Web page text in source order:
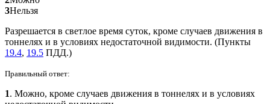
3Нельзя
Разрешается в светлое время суток, кроме случаев движения в
тоннелях и в условиях недостаточной видимости. (Пункты
19.4, 19.5 ПДД.)
Правильный ответ:
1. Можно, кроме случаев движения в тоннелях и в условиях